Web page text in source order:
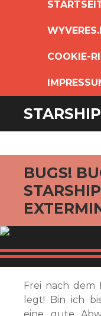
SPRINGEN
COOKIE-
BUGS!
Frei nach dem
legt! Bin ich